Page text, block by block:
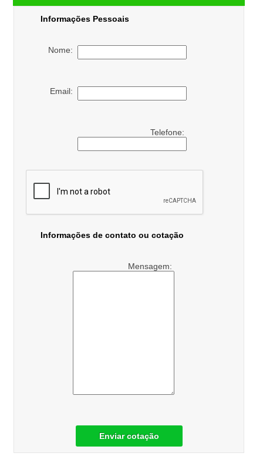
Informações Pessoais
Nome:
Email:
Telefone:
Informações de contato ou cotação
Mensagem:
Enviar cotação